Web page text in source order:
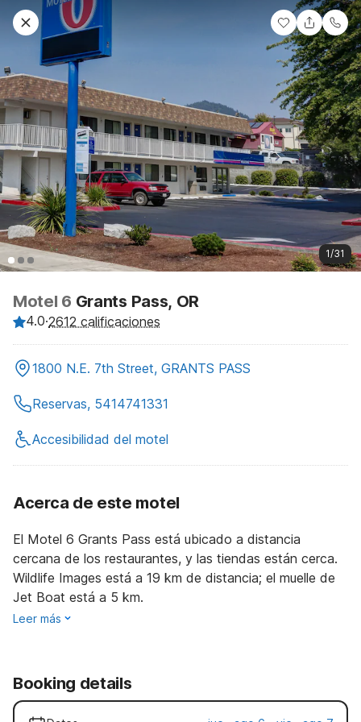
1/31
Motel 6 Grants Pass, OR
4.0·2612 calificaciones
1800 N.E. 7th Street, GRANTS PASS
Reservas, 5414741331
Accesibilidad del motel
Acerca de este motel
El Motel 6 Grants Pass está ubicado a distancia
cercana de los restaurantes, y las tiendas están cerca.
Wildlife Images está a 19 km de distancia; el muelle de
Jet Boat está a 5 km.
Leer más
Booking details